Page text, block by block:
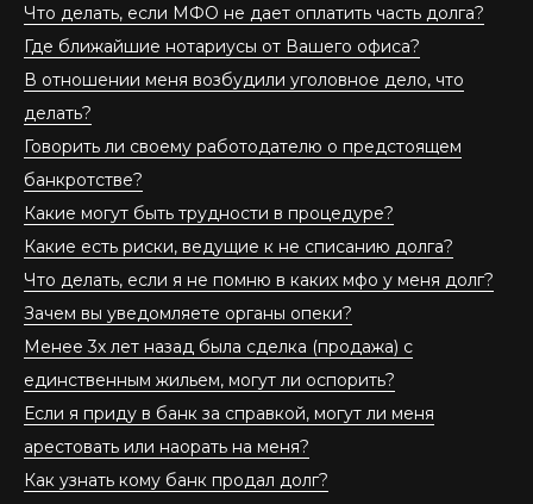
Что делать, если МФО не дает оплатить часть долга?
Где ближайшие нотариусы от Вашего офиса?
В отношении меня возбудили уголовное дело, что
делать?
Говорить ли своему работодателю о предстоящем
банкротстве?
Какие могут быть трудности в процедуре?
Какие есть риски, ведущие к не списанию долга?
Что делать, если я не помню в каких мфо у меня долг?
Зачем вы уведомляете органы опеки?
Менее 3х лет назад была сделка (продажа) с
единственным жильем, могут ли оспорить?
Если я приду в банк за справкой, могут ли меня
арестовать или наорать на меня?
Как узнать кому банк продал долг?